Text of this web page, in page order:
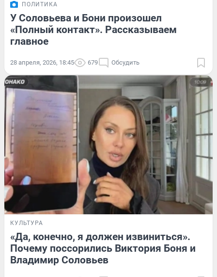
ПОЛИТИКА
У Соловьева и Бони произошел
«Полный контакт». Рассказываем
главное
28 апреля, 2026, 18:45 679 Обсудить
КУЛЬТУРА
«Да, конечно, я должен извиниться».
Почему поссорились Виктория Боня и
Владимир Соловьев